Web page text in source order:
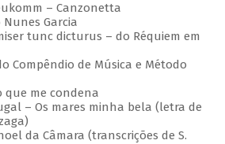
– Canzonetta
Garcia
tunc dicturus – do Réquiem em
de Música e Método
me condena
– Os mares minha bela (letra de
da Câmara (transcrições de S.